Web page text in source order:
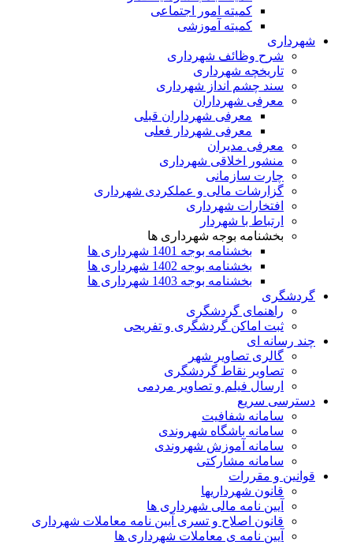
کمیته امور اجتماعی
کمیته آموزشی
شهرداری
شرح وظائف شهرداری
تاریخچه شهرداری
سند چشم انداز شهرداری
معرفی شهرداران
معرفی شهرداران قبلی
معرفی شهردار فعلی
معرفی مدیران
منشور اخلاقی شهرداری
چارت سازمانی
گزارشات مالی و عملکردی شهرداری
افتخارات شهرداری
ارتباط با شهردار
بخشنامه بوجه شهرداری ها
بخشنامه بوجه 1401 شهرداری ها
بخشنامه بوجه 1402 شهرداری ها
بخشنامه بوجه 1403 شهرداری ها
گردشگری
راهنمای گردشگری
ثبت اماکن گردشگری و تفریحی
چند رسانه ای
گالری تصاویر شهر
تصاویر نقاط گردشگری
ارسال فیلم و تصاویر مردمی
دسترسی سریع
سامانه شفافیت
سامانه باشگاه شهروندی
سامانه آموزش شهروندی
سامانه مشارکتی
قوانین و مقررات
قانون شهرداریها
آیین نامه مالی شهرداری ها
قانون اصلاح و تسری آیین نامه معاملات شهرداری
آیین نامه ی معاملات شهرداری ها